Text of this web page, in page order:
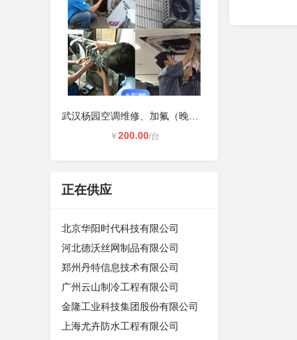
￥ 200.00/台
正在供应
北京华阳时代科技有限公司
河北德沃丝网制品有限公司
郑州丹特信息技术有限公司
广州云山制冷工程有限公司
金隆工业科技集团股份有限公司
上海尤卉防水工程有限公司